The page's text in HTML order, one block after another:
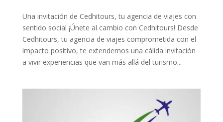
Una invitación de Cedhitours, tu agencia de viajes con
sentido social ¡Únete al cambio con Cedhitours! Desde
Cedhitours, tu agencia de viajes comprometida con el
impacto positivo, te extendemos una cálida invitación
a vivir experiencias que van más allá del turismo...